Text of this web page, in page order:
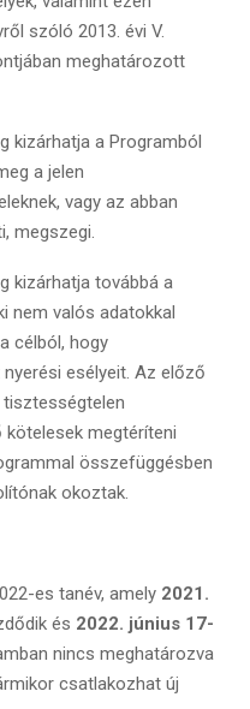
szóló 2013. évi V.
meghatározott
kizárhatja a Programból
a jelen
vagy az abban
megszegi.
kizárhatja továbbá a
nem valós adatokkal
célból, hogy
esélyeit. Az előző
megtéríteni
összefüggésben
okoztak.
es tanév, amely 2021.
és 2022. június 17-
nincs meghatározva
csatlakozhat új